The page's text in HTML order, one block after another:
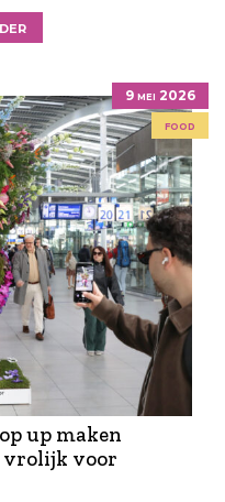
9 mei 2026
food
up maken
vrolijk voor